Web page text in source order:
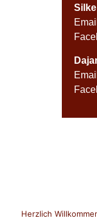
Herzlich